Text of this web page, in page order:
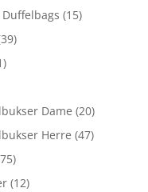
(15)
Dame (20)
Herre (47)
(12)